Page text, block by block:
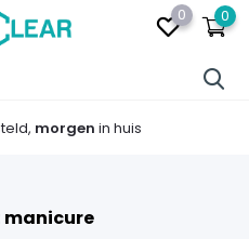
0 0
morgen in huis